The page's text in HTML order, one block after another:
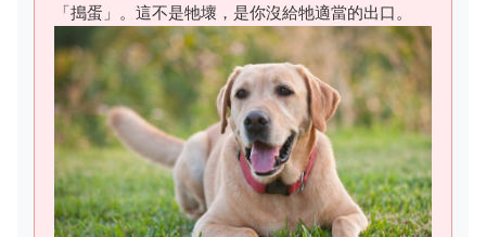
「搗蛋」。這不是牠壞，是你沒給牠適當的出口。